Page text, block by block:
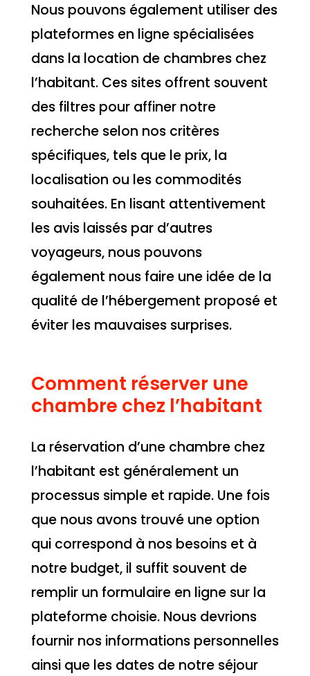
Nous pouvons également utiliser des
plateformes en ligne spécialisées
dans la location de chambres chez
l’habitant. Ces sites offrent souvent
des filtres pour affiner notre
recherche selon nos critères
spécifiques, tels que le prix, la
localisation ou les commodités
souhaitées. En lisant attentivement
les avis laissés par d’autres
voyageurs, nous pouvons
également nous faire une idée de la
qualité de l’hébergement proposé et
éviter les mauvaises surprises.
Comment réserver une
chambre chez l’habitant
La réservation d’une chambre chez
l’habitant est généralement un
processus simple et rapide. Une fois
que nous avons trouvé une option
qui correspond à nos besoins et à
notre budget, il suffit souvent de
remplir un formulaire en ligne sur la
plateforme choisie. Nous devrions
fournir nos informations personnelles
ainsi que les dates de notre séjour